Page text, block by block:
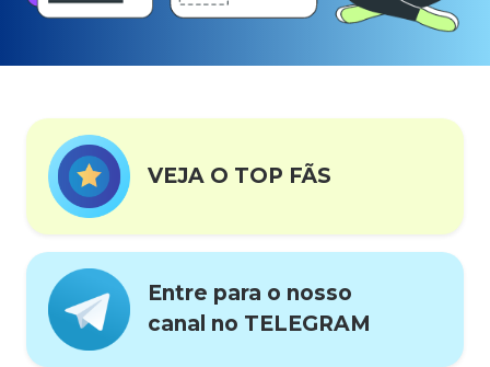
VEJA O TOP FÃS
Entre para o nosso
canal no TELEGRAM